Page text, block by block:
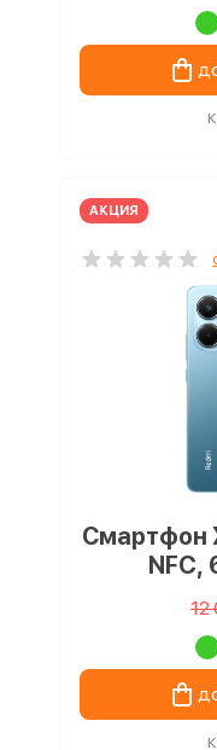
АКЦИЯ
Смартфон
NFC,
12